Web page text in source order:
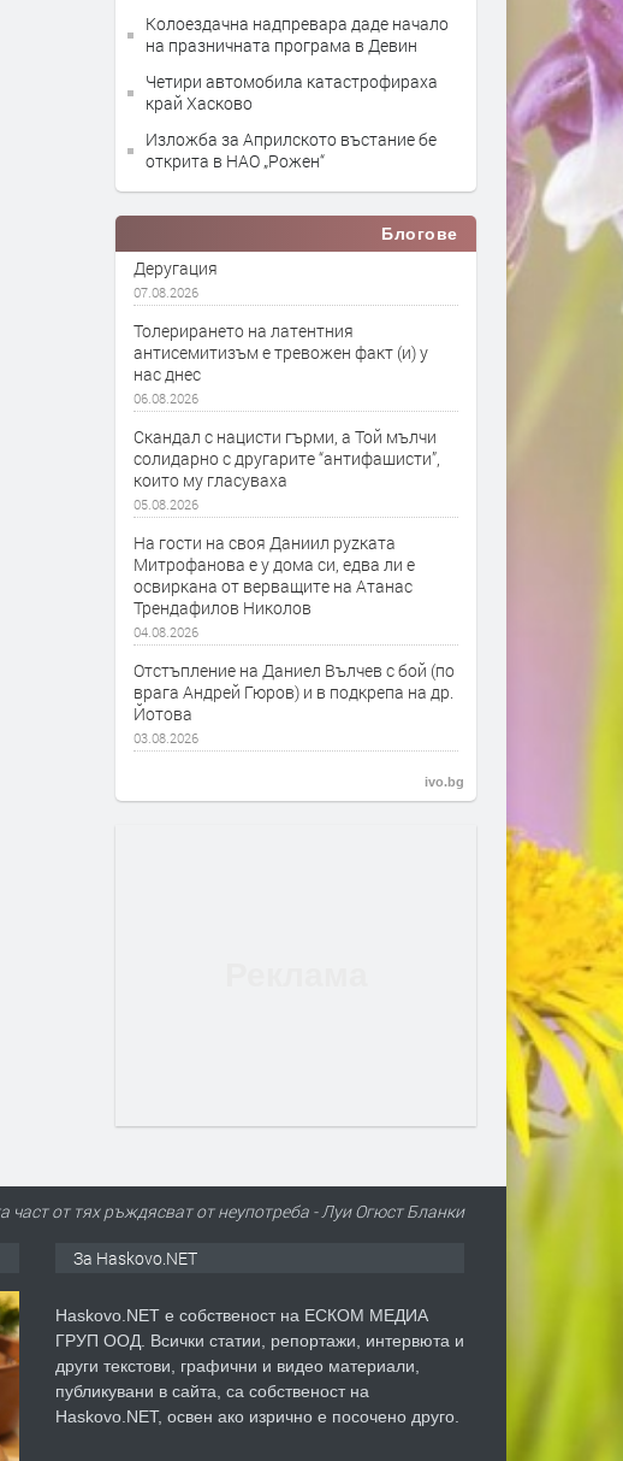
Колоездачна надпревара даде начало
на празничната програма в Девин
Четири автомобила катастрофираха
край Хасково
Изложба за Априлското въстание бе
открита в НАО „Рожен“
Блогове
Деругация
07.08.2026
Толерирането на латентния
антисемитизъм е тревожен факт (и) у
нас днес
06.08.2026
Скандал с нацисти гърми, а Той мълчи
солидарно с другарите “антифашисти”,
които му гласуваха
05.08.2026
На гости на своя Даниил руzката
Митрофанова е у дома си, едва ли е
освиркана от верващите на Атанас
Трендафилов Николов
04.08.2026
Отстъпление на Даниел Вълчев с бой (по
врага Андрей Гюров) и в подкрепа на др.
Йотова
03.08.2026
ivo.bg
от тях ръждясват от неупотреба - Луи Огюст Бланки
За Haskovo.NET
Haskovo.NET е собственост на ЕСКОМ МЕДИА
ГРУП ООД. Всички статии, репортажи, интервюта и
други текстови, графични и видео материали,
публикувани в сайта, са собственост на
Haskovo.NET, освен ако изрично е посочено друго.